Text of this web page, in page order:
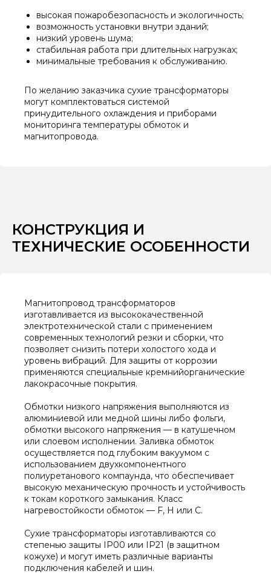
высокая пожаробезопасность и экологичность;
возможность установки внутри зданий;
низкий уровень шума;
стабильная работа при длительных нагрузках;
минимальные требования к обслуживанию.
По желанию заказчика сухие трансформаторы
могут комплектоваться системой
принудительного охлаждения и приборами
мониторинга температуры обмоток и
магнитопровода.
КОНСТРУКЦИЯ И
ТЕХНИЧЕСКИЕ ОСОБЕННОСТИ
Магнитопровод трансформаторов
изготавливается из высококачественной
электротехнической стали с применением
современных технологий резки и сборки, что
позволяет снизить потери холостого хода и
уровень вибраций. Для защиты от коррозии
применяются специальные кремнийорганические
лакокрасочные покрытия.
Обмотки низкого напряжения выполняются из
алюминиевой или медной шины либо фольги,
обмотки высокого напряжения — в катушечном
или слоевом исполнении. Заливка обмоток
осуществляется под глубоким вакуумом с
использованием двухкомпонентного
полиуретанового компаунда, что обеспечивает
высокую механическую прочность и устойчивость
к токам короткого замыкания. Класс
нагревостойкости обмоток — F, H или C.
Сухие трансформаторы изготавливаются со
степенью защиты IP00 или IP21 (в защитном
кожухе) и могут иметь различные варианты
подключения кабелей и шин.